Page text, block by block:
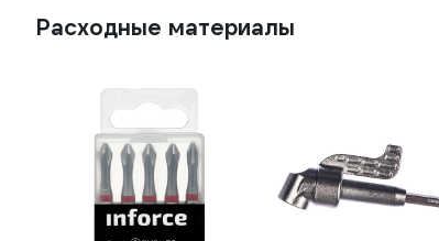
Расходные материалы